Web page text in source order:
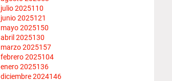
julio 2025110
junio 2025121
mayo 2025150
abril 2025130
marzo 2025157
febrero 2025104
enero 2025136
diciembre 2024146